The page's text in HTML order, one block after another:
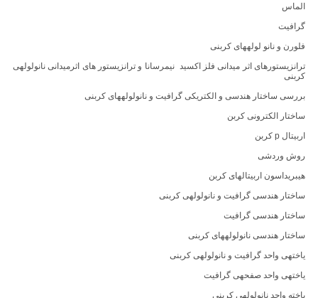
الماس
گرافیت
فلورن و نانو لولههای کربنی
ترانزیستورهای اثر میدانی فلز اکسید نیمرسانا و ترانزیستور های اثرمیدانی نانولولهی
کربنی
بررسی ساختار هندسی و الکتریکی گرافیت و نانولولههای کربنی
ساختار الکترونی کربن
اربیتال p کربن
روش وردشی
هیبریداسون اربیتالهای کربن
ساختار هندسی گرافیت و نانولولهی کربنی
ساختار هندسی گرافیت
ساختار هندسی نانولولههای کربنی
یاختهی واحد گرافیت و نانولولهی کربنی
یاختهی واحد صفحهی گرافیت
یاخته واحد نانولولهی کربنی